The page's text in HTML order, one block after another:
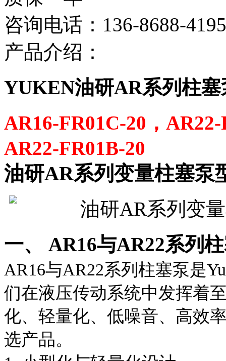
咨询电话：136-8688-4195
产品介绍：
YUKEN油研AR系列柱
AR16-FR01C-20，
AR22-FR01B-20
油研AR系列变量柱塞泵
一、 AR16与AR22系列
AR16与AR22系列柱塞泵是
们在液压传动系统中发挥着
化、轻量化、低噪音、高效
选产品。